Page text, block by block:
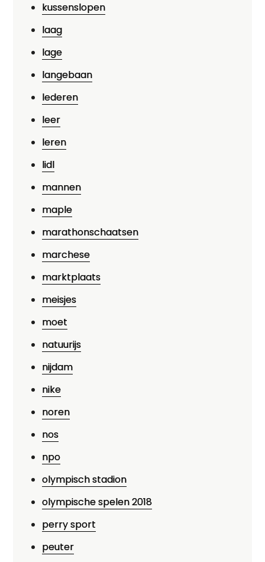
kussenslopen
laag
lage
langebaan
lederen
leer
leren
lidl
mannen
maple
marathonschaatsen
marchese
marktplaats
meisjes
moet
natuurijs
nijdam
nike
noren
nos
npo
olympisch stadion
olympische spelen 2018
perry sport
peuter